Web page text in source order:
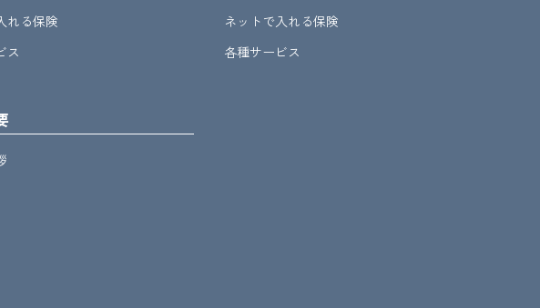
れる保険
ス
ネットで入れる保険
各種サービス